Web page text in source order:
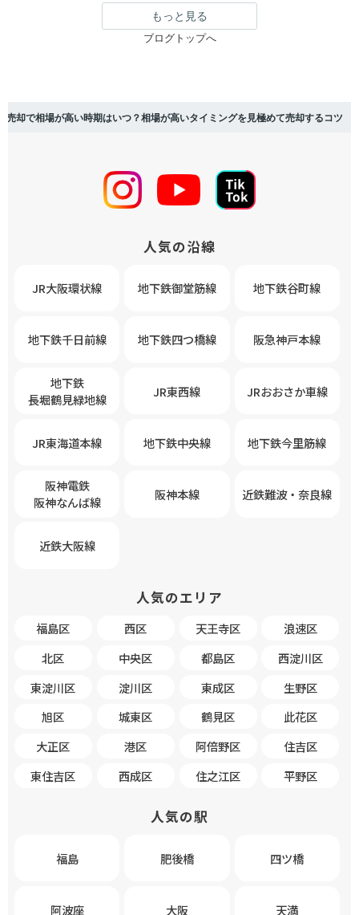
もっと見る
ブログトップへ
売却で相場が高い時期はいつ？相場が高いタイミングを見極めて売却するコツ
人気の沿線
JR大阪環状線 地下鉄御堂筋線 地下鉄谷町線
地下鉄千日前線 地下鉄四つ橋線 阪急神戸本線
地下鉄
長堀鶴見緑地線
JR東西線 JRおおさか車線
JR東海道本線 地下鉄中央線 地下鉄今里筋線
阪神電鉄
阪神なんば線
阪神本線 近鉄難波・奈良線
近鉄大阪線
人気のエリア
福島区 西区 天王寺区
浪速区
北区
中央区 都島区
西淀川区
東淀川区
淀川区 東成区
生野区
旭区
城東区 鶴見区
此花区
大正区
港区 阿倍野区
住吉区
東住吉区
西成区 住之江区 平野区
人気の駅
福島 肥後橋 四ツ橋
阿波座 大阪 天満